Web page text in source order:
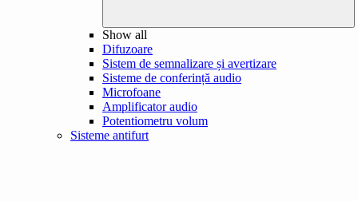
Show all
Difuzoare
Sistem de semnalizare și avertizare
Sisteme de conferință audio
Microfoane
Amplificator audio
Potentiometru volum
Sisteme antifurt